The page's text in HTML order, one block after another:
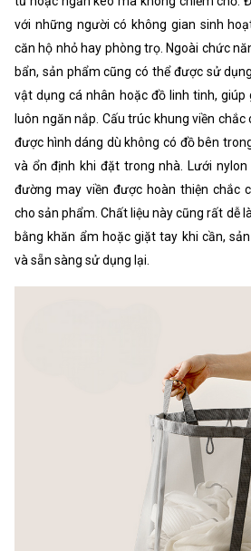
với những người có không gian sinh
căn hộ nhỏ hay phòng trọ. Ngoài chức
bẩn, sản phẩm cũng có thể được sử
vật dụng cá nhân hoặc đồ linh tinh, giúp
luôn ngăn nắp. Cấu trúc khung viền
được hình dáng dù không có đồ bên
và ổn định khi đặt trong nhà. Lưới
đường may viền được hoàn thiện chắc
cho sản phẩm. Chất liệu này cũng rất dễ
bằng khăn ẩm hoặc giặt tay khi cần,
và sẵn sàng sử dụng lại.